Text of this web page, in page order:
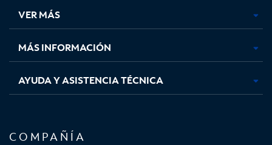
pestaña
nueva
pestaña
nueva
pestaña
nuevanueva
VER MÁS
MÁS INFORMACIÓN
AYUDA Y ASISTENCIA TÉCNICA
COMPAÑÍA